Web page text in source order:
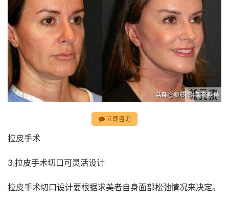
立即咨询
拉皮手术
3.拉皮手术切口可灵活设计
拉皮手术切口设计要根据求美者自身面部松弛情况来决定。